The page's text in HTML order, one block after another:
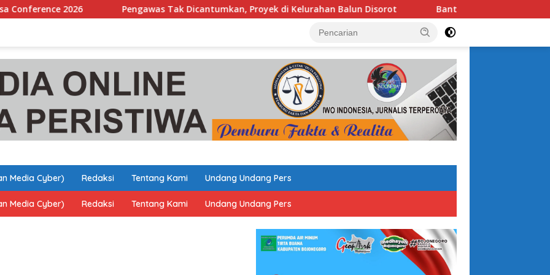
Pengawas Tak Dicantumkan, Proyek di Kelurahan Balun Disorot Bantu Warga Hadapi Kemarau, Polsek
Media Cyber) Redaksi Tentang Kami Undang Undang Pers
Media Cyber) Redaksi Tentang Kami Undang Undang Pers